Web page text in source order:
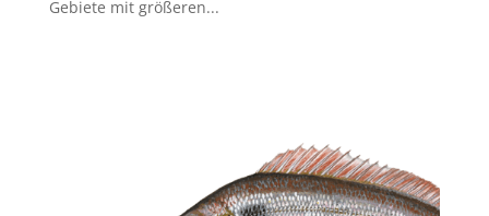
Gebiete mit größeren...